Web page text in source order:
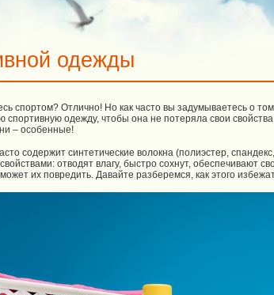
одежды
спортом? Отлично! Но как часто вы задумываетесь о
спортивную одежду, чтобы она не потеряла свои
– особенные!
содержит синтетические волокна (полиэстер,
отводят влагу, быстро сохнут, обеспечивают
их повредить. Давайте разберемся, как этого